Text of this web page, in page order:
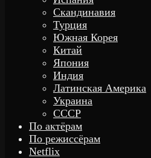
Скандинавия
Турция
Южная Корея
Китай
Япония
Индия
Латинская Америка
Украина
СССР
По актёрам
По режиссёрам
Netflix